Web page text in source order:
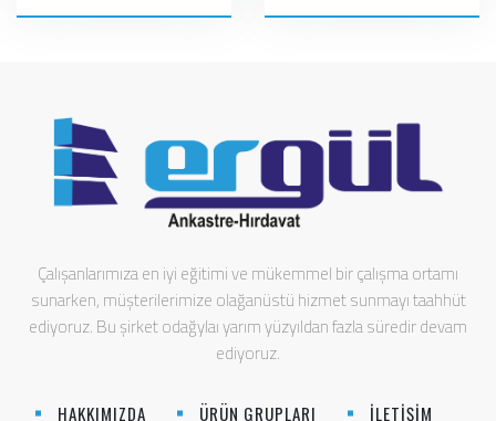
Çalışanlarımıza en iyi eğitimi ve mükemmel bir çalışma ortamı
sunarken, müşterilerimize olağanüstü hizmet sunmayı taahhüt
ediyoruz. Bu şirket odağylaı yarım yüzyıldan fazla süredir devam
ediyoruz.
HAKKIMIZDA ÜRÜN GRUPLARI İLETİŞİM